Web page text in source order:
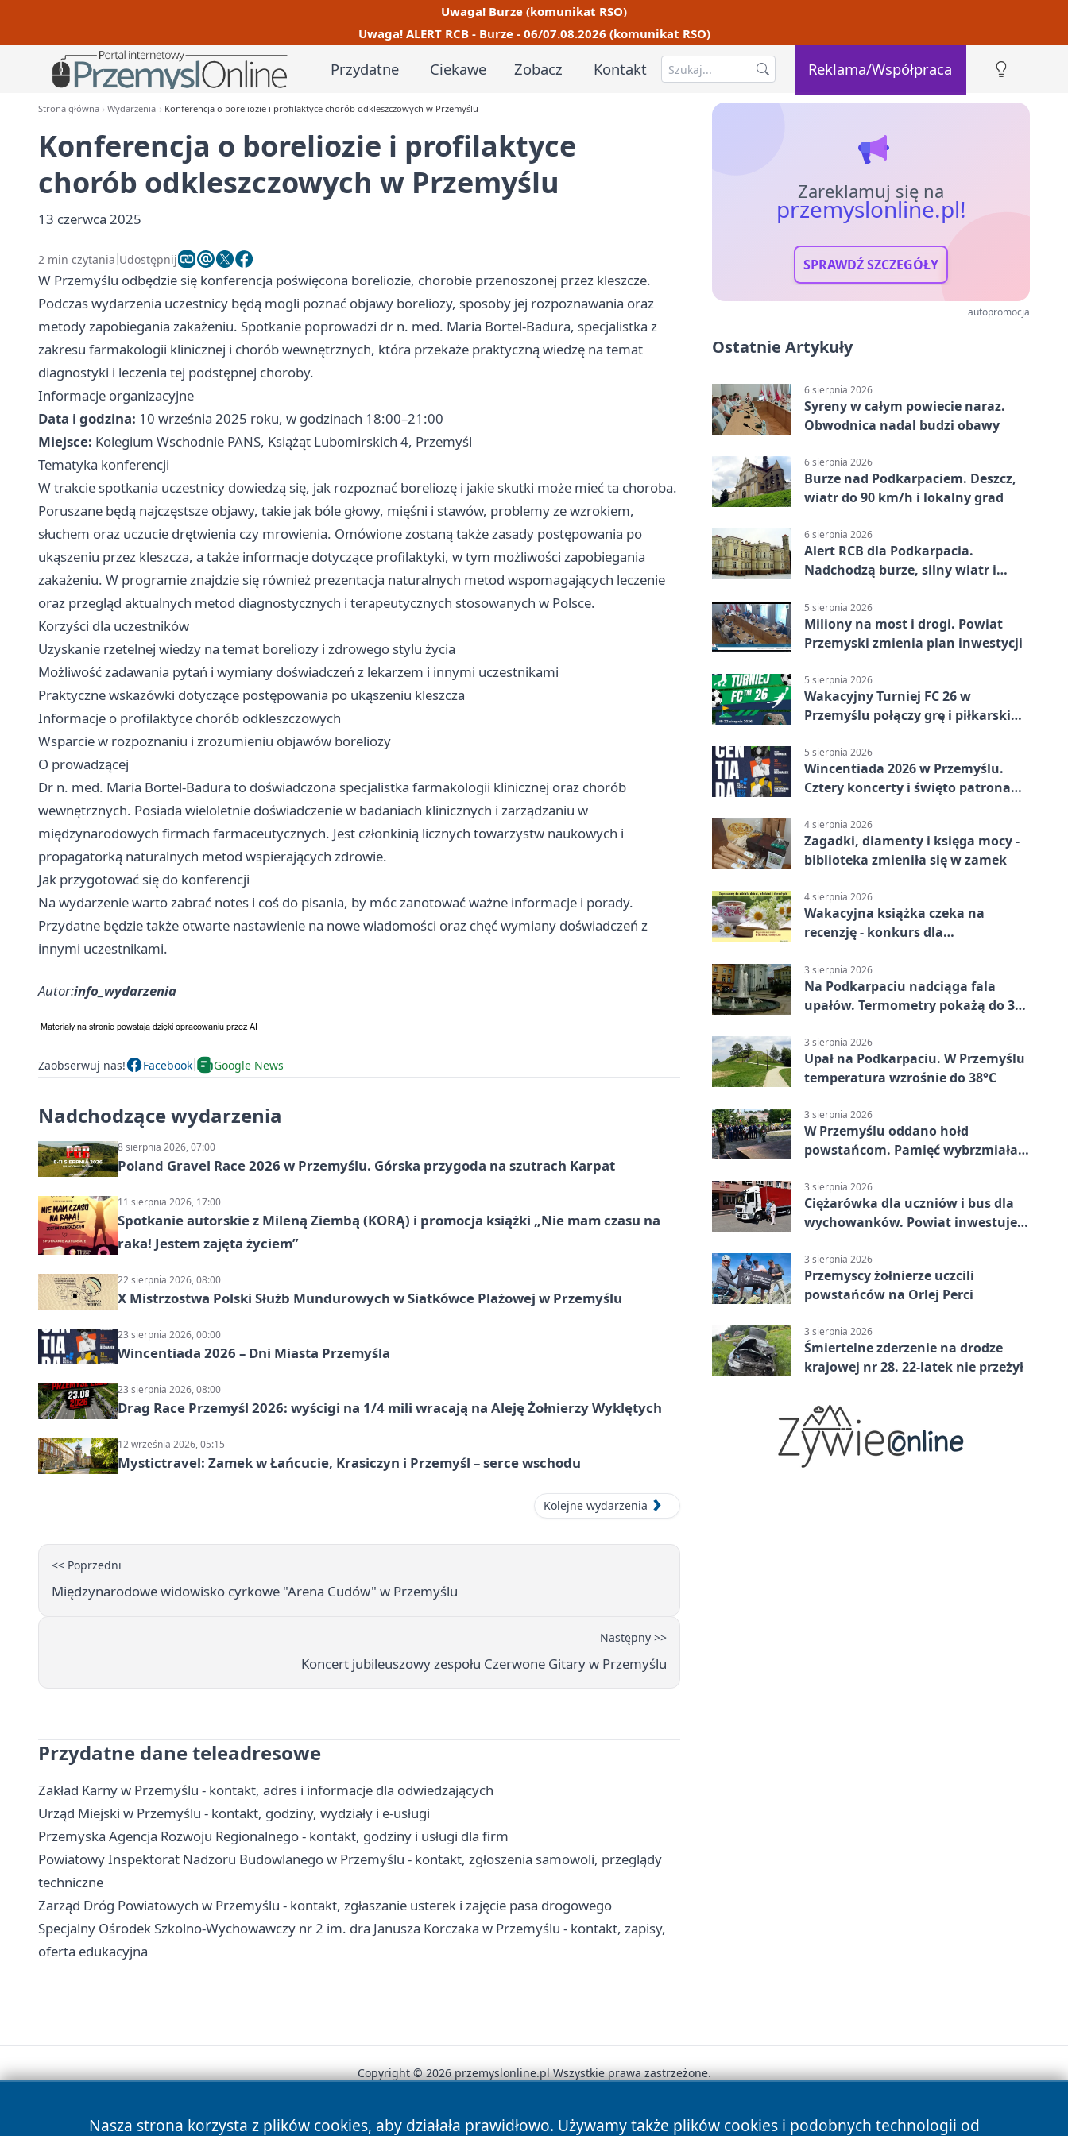
Uwaga! Burze (komunikat RSO)
Uwaga! ALERT RCB - Burze - 06/07.08.2026 (komunikat RSO)
Przydatne Ciekawe Zobacz Kontakt Reklama/Współpraca
Strona główna Wydarzenia Konferencja o boreliozie i profilaktyce chorób odkleszczowych w Przemyślu
Konferencja o boreliozie i profilaktyce
chorób odkleszczowych w Przemyślu
13 czerwca 2025
2 min czytania Udostępnij
W Przemyślu odbędzie się konferencja poświęcona boreliozie, chorobie przenoszonej przez kleszcze.
Podczas wydarzenia uczestnicy będą mogli poznać objawy boreliozy, sposoby jej rozpoznawania oraz
metody zapobiegania zakażeniu. Spotkanie poprowadzi dr n. med. Maria Bortel-Badura, specjalistka z
zakresu farmakologii klinicznej i chorób wewnętrznych, która przekaże praktyczną wiedzę na temat
diagnostyki i leczenia tej podstępnej choroby.
Informacje organizacyjne
Data i godzina: 10 września 2025 roku, w godzinach 18:00–21:00
Miejsce: Kolegium Wschodnie PANS, Książąt Lubomirskich 4, Przemyśl
Tematyka konferencji
W trakcie spotkania uczestnicy dowiedzą się, jak rozpoznać boreliozę i jakie skutki może mieć ta choroba.
Poruszane będą najczęstsze objawy, takie jak bóle głowy, mięśni i stawów, problemy ze wzrokiem,
słuchem oraz uczucie drętwienia czy mrowienia. Omówione zostaną także zasady postępowania po
ukąszeniu przez kleszcza, a także informacje dotyczące profilaktyki, w tym możliwości zapobiegania
zakażeniu. W programie znajdzie się również prezentacja naturalnych metod wspomagających leczenie
oraz przegląd aktualnych metod diagnostycznych i terapeutycznych stosowanych w Polsce.
Korzyści dla uczestników
Uzyskanie rzetelnej wiedzy na temat boreliozy i zdrowego stylu życia
Możliwość zadawania pytań i wymiany doświadczeń z lekarzem i innymi uczestnikami
Praktyczne wskazówki dotyczące postępowania po ukąszeniu kleszcza
Informacje o profilaktyce chorób odkleszczowych
Wsparcie w rozpoznaniu i zrozumieniu objawów boreliozy
O prowadzącej
Dr n. med. Maria Bortel-Badura to doświadczona specjalistka farmakologii klinicznej oraz chorób
wewnętrznych. Posiada wieloletnie doświadczenie w badaniach klinicznych i zarządzaniu w
międzynarodowych firmach farmaceutycznych. Jest członkinią licznych towarzystw naukowych i
propagatorką naturalnych metod wspierających zdrowie.
Jak przygotować się do konferencji
Na wydarzenie warto zabrać notes i coś do pisania, by móc zanotować ważne informacje i porady.
Przydatne będzie także otwarte nastawienie na nowe wiadomości oraz chęć wymiany doświadczeń z
innymi uczestnikami.
Autor:info_wydarzenia
Zaobserwuj nas! Facebook Google News
Nadchodzące wydarzenia
8 sierpnia 2026, 07:00
Poland Gravel Race 2026 w Przemyślu. Górska przygoda na szutrach Karpat
11 sierpnia 2026, 17:00
Spotkanie autorskie z Mileną Ziembą (KORĄ) i promocja książki „Nie mam czasu na
raka! Jestem zajęta życiem”
22 sierpnia 2026, 08:00
X Mistrzostwa Polski Służb Mundurowych w Siatkówce Plażowej w Przemyślu
23 sierpnia 2026, 00:00
Wincentiada 2026 – Dni Miasta Przemyśla
23 sierpnia 2026, 08:00
Drag Race Przemyśl 2026: wyścigi na 1/4 mili wracają na Aleję Żołnierzy Wyklętych
12 września 2026, 05:15
Mystictravel: Zamek w Łańcucie, Krasiczyn i Przemyśl – serce wschodu
Kolejne wydarzenia
<< Poprzedni
Międzynarodowe widowisko cyrkowe "Arena Cudów" w Przemyślu
Następny >>
Koncert jubileuszowy zespołu Czerwone Gitary w Przemyślu
Przydatne dane teleadresowe
Zakład Karny w Przemyślu - kontakt, adres i informacje dla odwiedzających
Urząd Miejski w Przemyślu - kontakt, godziny, wydziały i e-usługi
Przemyska Agencja Rozwoju Regionalnego - kontakt, godziny i usługi dla firm
Powiatowy Inspektorat Nadzoru Budowlanego w Przemyślu - kontakt, zgłoszenia samowoli, przeglądy
techniczne
Zarząd Dróg Powiatowych w Przemyślu - kontakt, zgłaszanie usterek i zajęcie pasa drogowego
Specjalny Ośrodek Szkolno-Wychowawczy nr 2 im. dra Janusza Korczaka w Przemyślu - kontakt, zapisy,
oferta edukacyjna
Zareklamuj się na
przemyslonline.pl!
SPRAWDŹ SZCZEGÓŁY
autopromocja
Ostatnie Artykuły
6 sierpnia 2026
Syreny w całym powiecie naraz.
Obwodnica nadal budzi obawy
6 sierpnia 2026
Burze nad Podkarpaciem. Deszcz,
wiatr do 90 km/h i lokalny grad
6 sierpnia 2026
Alert RCB dla Podkarpacia.
Nadchodzą burze, silny wiatr i
5 sierpnia 2026
Miliony na most i drogi. Powiat
Przemyski zmienia plan inwestycji
5 sierpnia 2026
Wakacyjny Turniej FC 26 w
Przemyślu połączy grę i piłkarski
5 sierpnia 2026
Wincentiada 2026 w Przemyślu.
Cztery koncerty i święto patrona
4 sierpnia 2026
Zagadki, diamenty i księga mocy -
biblioteka zmieniła się w zamek
4 sierpnia 2026
Wakacyjna książka czeka na
recenzję - konkurs dla
3 sierpnia 2026
Na Podkarpaciu nadciąga fala
upałów. Termometry pokażą do 36
3 sierpnia 2026
Upał na Podkarpaciu. W Przemyślu
temperatura wzrośnie do 38°C
3 sierpnia 2026
W Przemyślu oddano hołd
powstańcom. Pamięć wybrzmiała
3 sierpnia 2026
Ciężarówka dla uczniów i bus dla
wychowanków. Powiat inwestuje
3 sierpnia 2026
Przemyscy żołnierze uczcili
powstańców na Orlej Perci
3 sierpnia 2026
Śmiertelne zderzenie na drodze
krajowej nr 28. 22-latek nie przeżył
Nasza strona korzysta z plików cookies, aby działała prawidłowo. Używamy także plików cookies i podobnych technologii od
Copyright © 2026 przemyslonline.pl Wszystkie prawa zastrzeżone.
News Autorzy Polityka Prywatności Polityka Cookies